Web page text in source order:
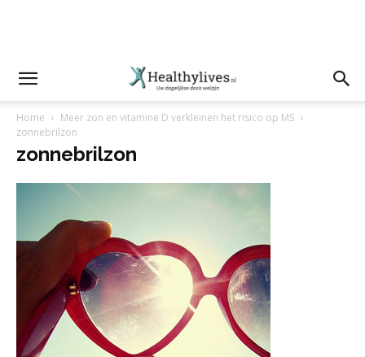
Home
Meer zon en vitamine D verkleinen het risico op MS
zonnebrilzon
zonnebrilzon